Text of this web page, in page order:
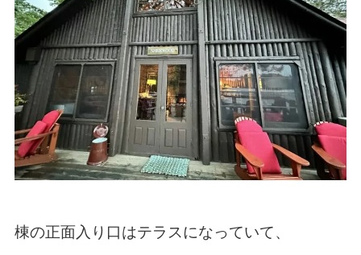
棟の正面入り口はテラスになっていて、